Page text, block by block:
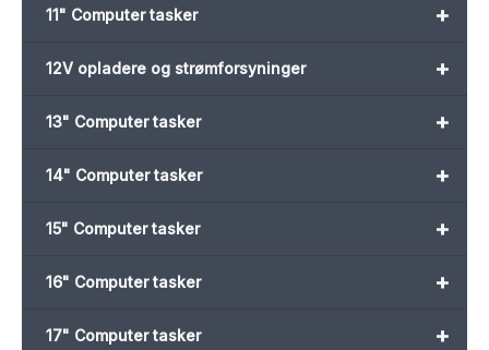
+
11" Computer tasker
+
12V opladere og strømforsyninger
+
13" Computer tasker
+
14" Computer tasker
+
15" Computer tasker
+
16" Computer tasker
+
17" Computer tasker